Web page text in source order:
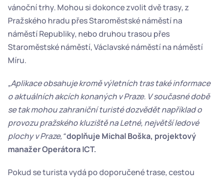
vánoční trhy. Mohou si dokonce zvolit dvě trasy, z
Pražského hradu přes Staroměstské náměstí na
náměstí Republiky, nebo druhou trasou přes
Staroměstské náměstí, Václavské náměstí na náměstí
Míru.
„Aplikace obsahuje kromě výletních tras také informace
o aktuálních akcích konaných v Praze. V současné době
se tak mohou zahraniční turisté dozvědět například o
provozu pražského kluziště na Letné, největší ledové
plochy v Praze,“doplňuje Michal Boška, projektový
manažer Operátora ICT.
Pokud se turista vydá po doporučené trase, cestou